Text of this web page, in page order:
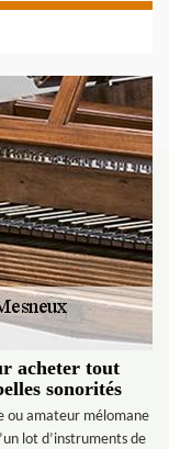
acheter tout
sonorités
ou amateur mélomane
lot d’instruments de